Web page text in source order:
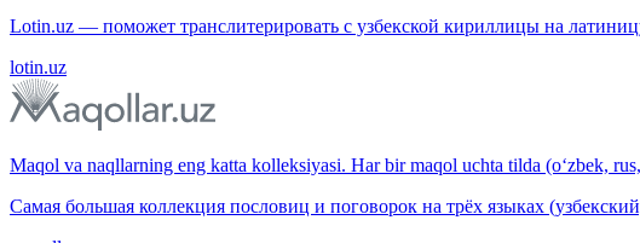
Lotin.uz — поможет транслитерировать с узбекской кириллицы на
lotin.uz
Maqol va naqllarning eng katta kolleksiyasi. Har bir maqol uchta tilda (o‘zbek,
Самая большая коллекция пословиц и поговорок на трёх языках